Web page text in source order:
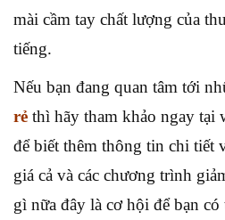
mài cầm tay chất lượng của
tiếng.
Nếu bạn đang quan tâm tới
rẻ thì hãy tham khảo ngay tại
để biết thêm thông tin chi tiết
giá cả và các chương trình
gì nữa đây là cơ hội để bạn